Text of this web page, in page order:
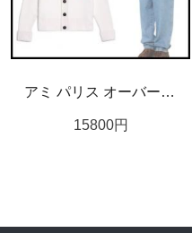
アミ パリス オーバー 偽物サイズ ウールカーディガン【選べる2色】
15800円